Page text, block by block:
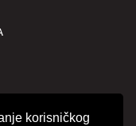
korisničkog